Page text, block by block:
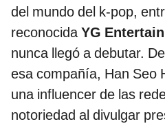
del mundo del k-pop,
reconocida YG
nunca llegó a debutar.
esa compañía, Han Seo
una influencer de las
notoriedad al divulgar